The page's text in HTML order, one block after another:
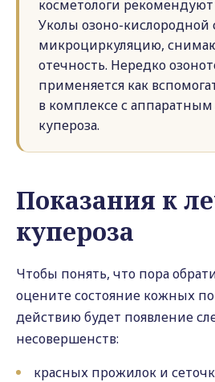
косметологи
Уколы озоно-
микроциркуляцию,
отечность. Нередко
применяется как
в комплексе с
купероза.
Показания к
купероза
Чтобы понять, что пора
оцените состояние кожных
действию будет появление
несовершенств:
красных прожилок и